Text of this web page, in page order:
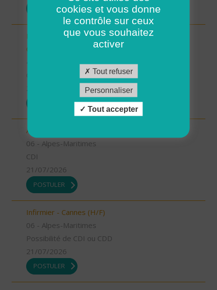
POSTULER
Responsable de secteur sur Noyers sur Cher -
CDD 2 mois Temps Plein (H/F)
41 - Loir-et-Cher
Accompagnant Educatif et Social (H/F)
06 - Alpes-Maritimes
CDI
21/07/2026
POSTULER
Infirmier - Cannes (H/F)
06 - Alpes-Maritimes
Possibilité de CDI ou CDD
21/07/2026
POSTULER
cookies et vous donne
le contrôle sur ceux
que vous souhaitez
activer
Tout refuser
Personnaliser
Tout accepter